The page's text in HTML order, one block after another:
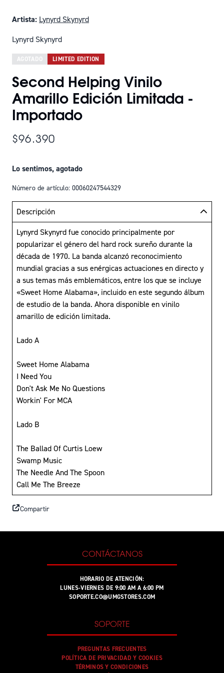
Artista: Lynyrd Skynyrd
Lynyrd Skynyrd
AGOTADO LIMITED EDITION
Second Helping Vinilo
Amarillo Edición Limitada -
Importado
$96.390
Lo sentimos, agotado
Número de artículo: 00060247544329
Descripción
Lynyrd Skynyrd fue conocido principalmente por
popularizar el género del hard rock sureño durante la
década de 1970. La banda alcanzó reconocimiento
mundial gracias a sus enérgicas actuaciones en directo y
a sus temas más emblemáticos, entre los que se incluye
«Sweet Home Alabama», incluido en este segundo álbum
de estudio de la banda. Ahora disponible en vinilo
amarillo de edición limitada.
Lado A
Sweet Home Alabama
I Need You
Don't Ask Me No Questions
Workin' For MCA
Lado B
The Ballad Of Curtis Loew
Swamp Music
The Needle And The Spoon
Call Me The Breeze
Compartir
CONTÁCTANOS
HORARIO DE ATENCIÓN:
LUNES-VIERNES DE 9:00 AM A 6:00 PM
SOPORTE.CO@UMGSTORES.COM
SOPORTE
PREGUNTAS FRECUENTES
POLÍTICA DE PRIVACIDAD Y COOKIES
TÉRMINOS Y CONDICIONES